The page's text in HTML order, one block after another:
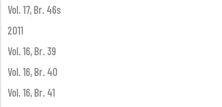
Vol. 17, Br. 46s
2011
Vol. 16, Br. 39
Vol. 16, Br. 40
Vol. 16, Br. 41